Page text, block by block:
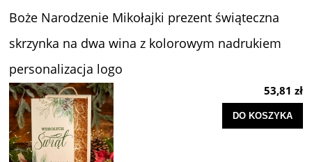
Boże Narodzenie Mikołajki prezent świąteczna
skrzynka na dwa wina z kolorowym nadrukiem
personalizacja logo
53,81 zł
DO KOSZYKA